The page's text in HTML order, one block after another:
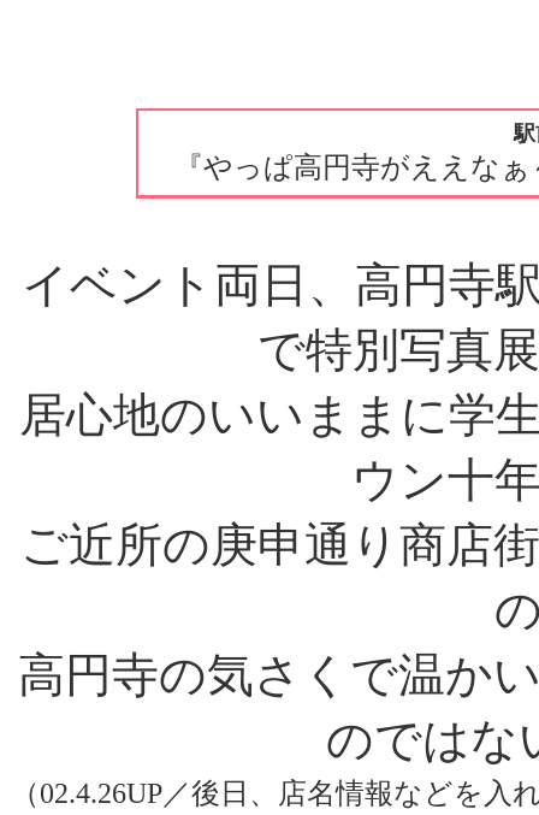
『やっぱ高円寺がええな
イベント両日、高円寺
で特別写真
居心地のいいままに学
ウン十
ご近所の庚申通り商店
高円寺の気さくで温か
のではな
（02.4.26UP／後日、店名情報などを